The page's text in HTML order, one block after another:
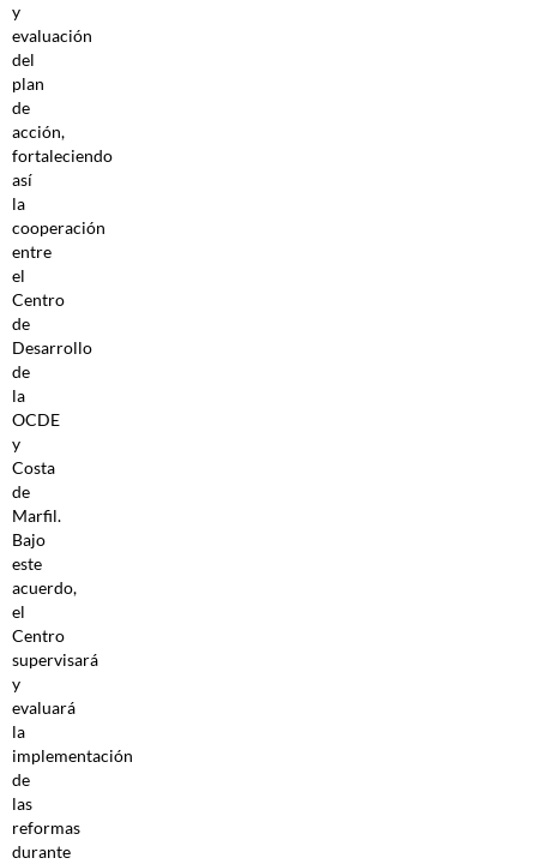
y
evaluación
del
plan
de
acción,
fortaleciendo
así
la
cooperación
entre
el
Centro
de
Desarrollo
de
la
OCDE
y
Costa
de
Marfil.
Bajo
este
acuerdo,
el
Centro
supervisará
y
evaluará
la
implementación
de
las
reformas
durante